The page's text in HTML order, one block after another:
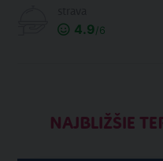
4.9/6
NAJBLIŽŠIE